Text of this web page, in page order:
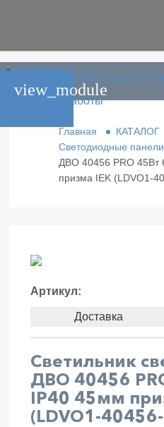
phone_in_talk Заказать
Главная
Каталог
Условия работы
Главная КАТАЛОГ
Светодиодные
ДВО 40456 PRO 45Вт
призма IEK (LDVO1-
Артикул:
Доставка
Светильник
ДВО 40456
IP40 45мм
(LDVO1-
view_module